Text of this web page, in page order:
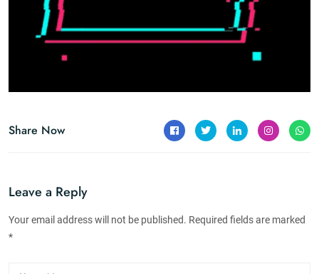
Share Now
Leave a Reply
Your email address will not be published. Required fields are marked
*